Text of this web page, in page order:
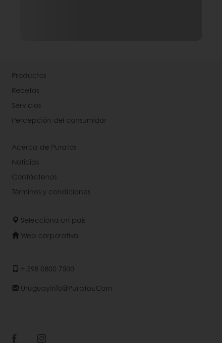
Productos
Recetas
Servicios
Percepción del consumidor
Acerca de Puratos
Noticias
Contáctenos
Términos y condiciones
Selecciona un país
Web corporativa
+ 598 0800 7500
Uruguayinfo@puratos.com